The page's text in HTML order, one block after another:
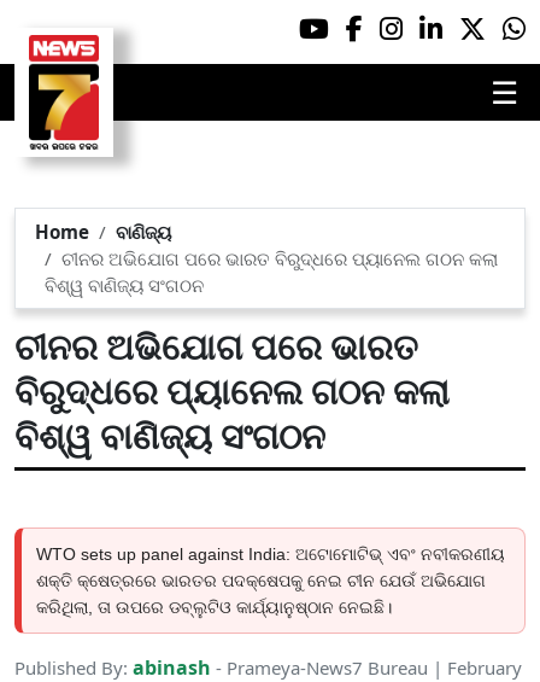
☰
Home
ବାଣିଜ୍ୟ
ଚୀନର ଅଭିଯୋଗ ପରେ ଭାରତ ବିରୁଦ୍ଧରେ ପ୍ୟାନେଲ ଗଠନ କଲା
ବିଶ୍ୱ ବାଣିଜ୍ୟ ସଂଗଠନ
ଚୀନର ଅଭିଯୋଗ ପରେ ଭାରତ
ବିରୁଦ୍ଧରେ ପ୍ୟାନେଲ ଗଠନ କଲା
ବିଶ୍ୱ ବାଣିଜ୍ୟ ସଂଗଠନ
WTO sets up panel against India: ଅଟୋମୋଟିଭ୍ ଏବଂ ନବୀକରଣୀୟ
ଶକ୍ତି କ୍ଷେତ୍ରରେ ଭାରତର ପଦକ୍ଷେପକୁ ନେଇ ଚୀନ ଯେଉଁ ଅଭିଯୋଗ
କରିଥିଲା, ତା ଉପରେ ଡବ୍ଲୁଟିଓ କାର୍ଯ୍ୟାନୁଷ୍ଠାନ ନେଇଛି।
Published By: abinash - Prameya-News7 Bureau | February